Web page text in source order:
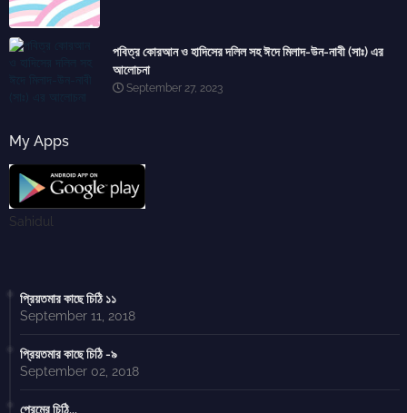
পবিত্র কোরআন ও হাদিসের দলিল সহ ঈদে মিলাদ-উন-নাবী (সাঃ) এর
আলোচনা
September 27, 2023
My Apps
Sahidul
প্রিয়তমার কাছে চিঠি ১১
September 11, 2018
প্রিয়তমার কাছে চিঠি -৯
September 02, 2018
প্রেমের চিঠি...